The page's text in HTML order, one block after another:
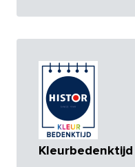
Kleurbedenktijd